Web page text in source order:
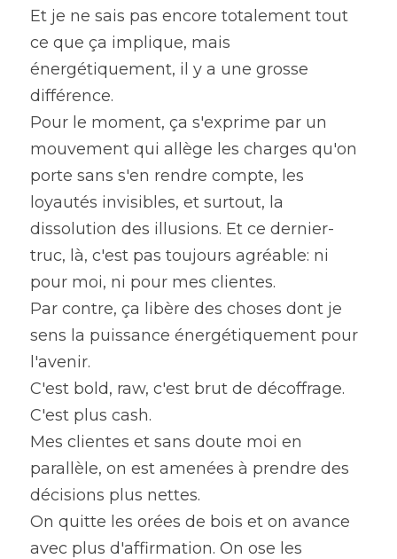
Et je ne sais pas encore totalement tout
ce que ça implique, mais
énergétiquement, il y a une grosse
différence.
Pour le moment, ça s'exprime par un
mouvement qui allège les charges qu'on
porte sans s'en rendre compte, les
loyautés invisibles, et surtout, la
dissolution des illusions. Et ce dernier-
truc, là, c'est pas toujours agréable: ni
pour moi, ni pour mes clientes.
Par contre, ça libère des choses dont je
sens la puissance énergétiquement pour
l'avenir.
C'est bold, raw, c'est brut de décoffrage.
C'est plus cash.
Mes clientes et sans doute moi en
parallèle, on est amenées à prendre des
décisions plus nettes.
On quitte les orées de bois et on avance
avec plus d'affirmation. On ose les